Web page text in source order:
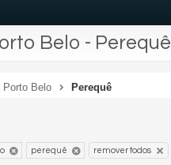
Belo - Perequê
Porto Belo Perequê
perequê remover todos